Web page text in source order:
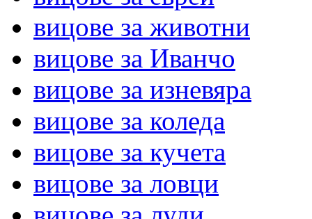
вицове за животни
вицове за Иванчо
вицове за изневяра
вицове за коледа
вицове за кучета
вицове за ловци